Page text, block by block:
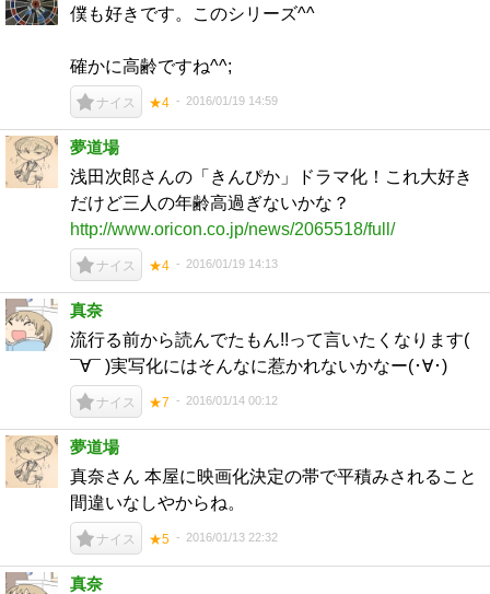
僕も好きです。このシリーズ^^
確かに高齢ですね^^;
ナイス ★4 2016/01/19 14:59
夢道場
浅田次郎さんの「きんぴか」ドラマ化！これ大好き
だけど三人の年齢高過ぎないかな？
http://www.oricon.co.jp/news/2065518/full/
ナイス ★4 2016/01/19 14:13
真奈
流行る前から読んでたもん!!って言いたくなります(
¯∀¯ )実写化にはそんなに惹かれないかなー(･∀･)
ナイス ★7 2016/01/14 00:12
夢道場
真奈さん 本屋に映画化決定の帯で平積みされること
間違いなしやからね。
ナイス ★5 2016/01/13 22:32
真奈